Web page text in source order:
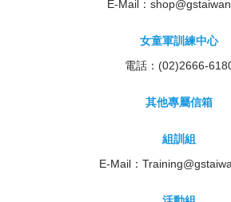
E-Mail：
女童軍訓練中心
電話：(02)2666-
其他專屬信箱
組訓組
E-Mail：